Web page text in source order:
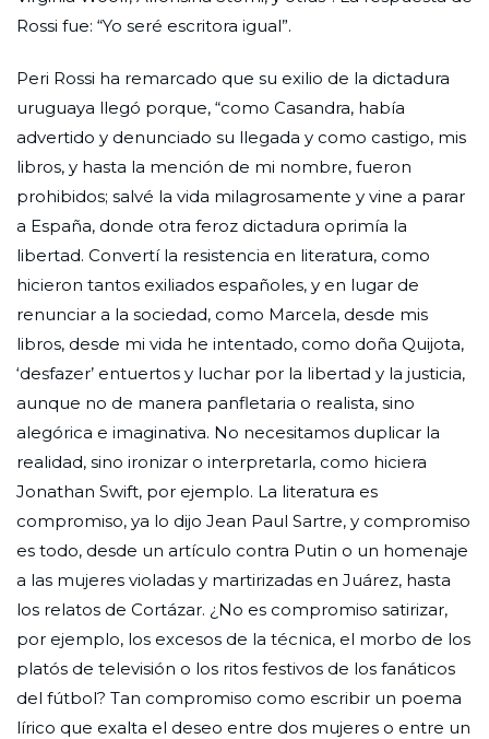
Rossi fue: “Yo seré escritora igual”.
Peri Rossi ha remarcado que su exilio de la dictadura
uruguaya llegó porque, “como Casandra, había
advertido y denunciado su llegada y como castigo, mis
libros, y hasta la mención de mi nombre, fueron
prohibidos; salvé la vida milagrosamente y vine a parar
a España, donde otra feroz dictadura oprimía la
libertad. Convertí la resistencia en literatura, como
hicieron tantos exiliados españoles, y en lugar de
renunciar a la sociedad, como Marcela, desde mis
libros, desde mi vida he intentado, como doña Quijota,
‘desfazer’ entuertos y luchar por la libertad y la justicia,
aunque no de manera panfletaria o realista, sino
alegórica e imaginativa. No necesitamos duplicar la
realidad, sino ironizar o interpretarla, como hiciera
Jonathan Swift, por ejemplo. La literatura es
compromiso, ya lo dijo Jean Paul Sartre, y compromiso
es todo, desde un artículo contra Putin o un homenaje
a las mujeres violadas y martirizadas en Juárez, hasta
los relatos de Cortázar. ¿No es compromiso satirizar,
por ejemplo, los excesos de la técnica, el morbo de los
platós de televisión o los ritos festivos de los fanáticos
del fútbol? Tan compromiso como escribir un poema
lírico que exalta el deseo entre dos mujeres o entre un